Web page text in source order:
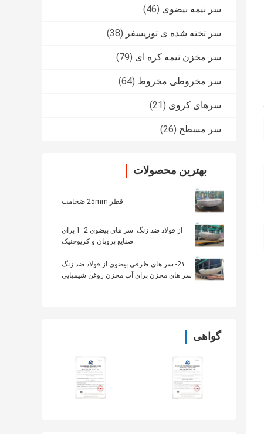
سر نیمه بیضوی (46)
سر تخته شده ی توریسفر (38)
سر مخزن نیمه کره ای (79)
سر مخروطی مخروط (64)
سرهای کروی (21)
سر مسطح (26)
بهترین محصولات
قطر 25mm ضخامت
از فولاد ضد زنگ: سر های بیضوی 2: 1 برای
صنایع پروپان و کریوجنیک
2۱- سر های ظرفی بیضوی از فولاد ضد زنگ
سر های مخزن برای آب مخزن روغن شیمیایی
گواهی